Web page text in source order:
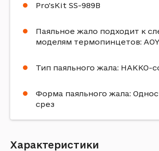
Pro'sKit SS-989B
Паяльное жало подходит к
моделям термопинцетов:
Тип паяльного жала: HAKKO-
Форма паяльного жала:
срез
Характеристики